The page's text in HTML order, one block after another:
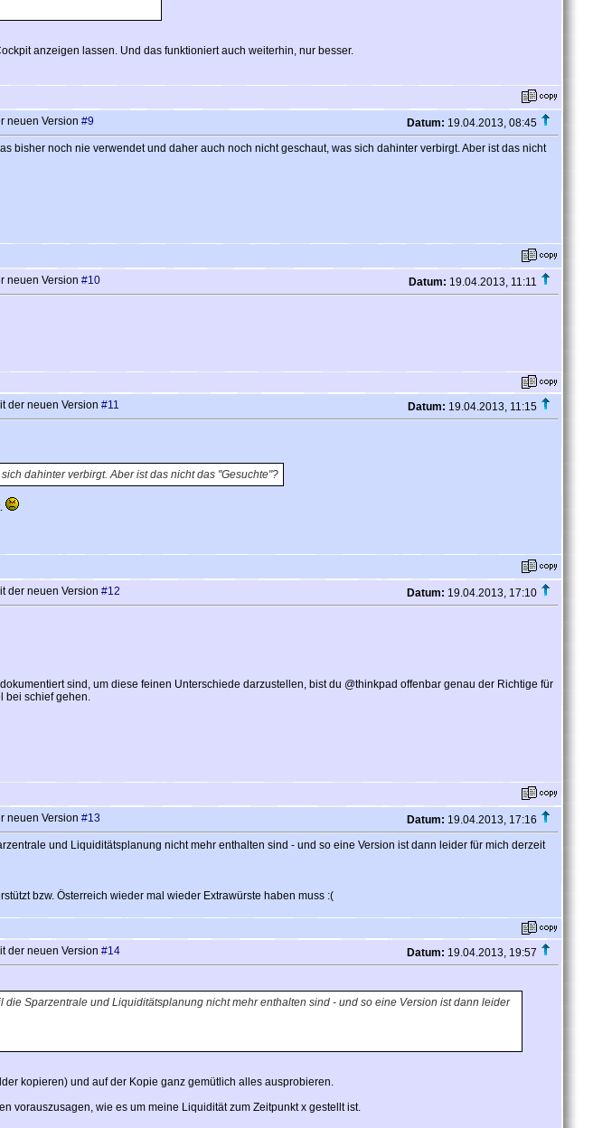
anzeigen lassen. Und das funktioniert auch weiterhin, nur besser.
neuen Version #9 Datum: 19.04.2013, 08:45
bisher noch nie verwendet und daher auch noch nicht geschaut, was sich dahinter verbirgt. Aber ist das nicht
neuen Version #10 Datum: 19.04.2013, 11:11
der neuen Version #11 Datum: 19.04.2013, 11:15
dahinter verbirgt. Aber ist das nicht das "Gesuchte"?
der neuen Version #12 Datum: 19.04.2013, 17:10
sind, um diese feinen Unterschiede darzustellen, bist du @thinkpad offenbar genau der Richtige für
bei schief gehen.
neuen Version #13 Datum: 19.04.2013, 17:16
und Liquiditätsplanung nicht mehr enthalten sind - und so eine Version ist dann leider für mich derzeit
bzw. Österreich wieder mal wieder Extrawürste haben muss :(
der neuen Version #14 Datum: 19.04.2013, 19:57
Sparzentrale und Liquiditätsplanung nicht mehr enthalten sind - und so eine Version ist dann leider
kopieren) und auf der Kopie ganz gemütlich alles ausprobieren.
vorauszusagen, wie es um meine Liquidität zum Zeitpunkt x gestellt ist.